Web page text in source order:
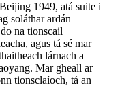
1949, atá suite i
soláthar ardán
na tionscail
agus tá sé mar
lárnach a
Mar gheall ar
tionsclaíoch, tá an